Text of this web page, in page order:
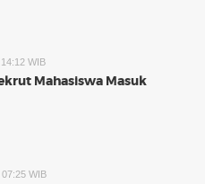
WIB
Mahasiswa Masuk
WIB